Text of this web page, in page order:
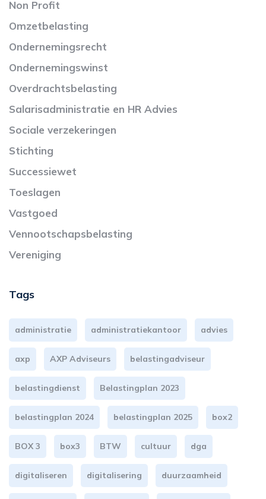
Non Profit
Omzetbelasting
Ondernemingsrecht
Ondernemingswinst
Overdrachtsbelasting
Salarisadministratie en HR Advies
Sociale verzekeringen
Stichting
Successiewet
Toeslagen
Vastgoed
Vennootschapsbelasting
Vereniging
Tags
administratie administratiekantoor advies
axp AXP Adviseurs belastingadviseur
belastingdienst Belastingplan 2023
belastingplan 2024 belastingplan 2025 box2
BOX 3 box3 BTW cultuur dga
digitaliseren digitalisering duurzaamheid